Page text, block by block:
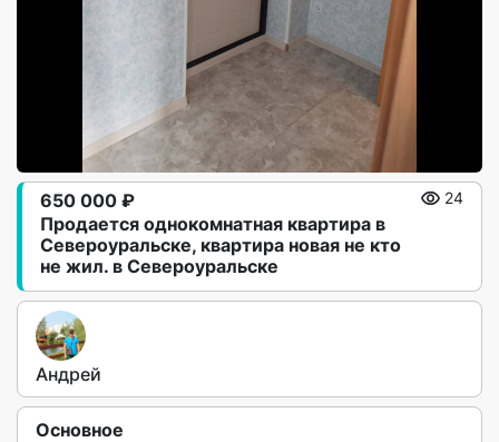
Продается однокомнатная квартира в
Североуральске, квартира новая не кто
не жил. в Североуральске
650 000 ₽ 24
Андрей
Основное